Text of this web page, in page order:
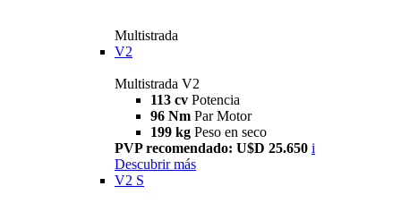
Multistrada
V2
Multistrada V2
113 cv Potencia
96 Nm Par Motor
199 kg Peso en seco
PVP recomendado: U$D 25.650 i
Descubrir más
V2 S